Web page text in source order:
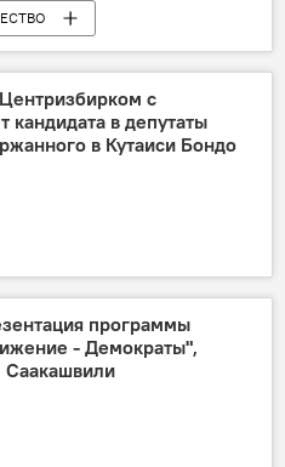
с
кандидата в депутаты
в Кутаиси Бондо
программы
- Демократы",
Саакашвили